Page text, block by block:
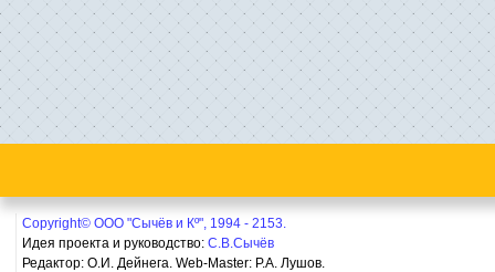
Copyright© ООО "Сычёв и Кº", 1994 - 2153.
Идея проекта и руководство: С.В.Сычёв
Редактор: О.И. Дейнега. Web-Master: Р.А. Лушов.